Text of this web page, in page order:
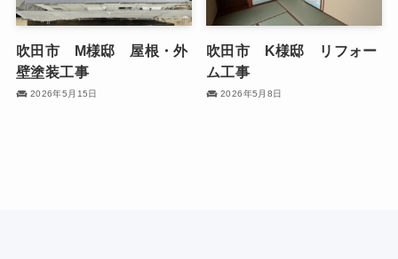
吹田市 M様邸 屋根・外
壁塗装工事
2026年5月15日
吹田市 K様邸 リフォー
ム工事
2026年5月8日